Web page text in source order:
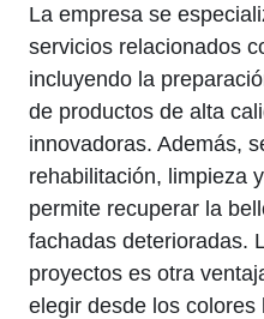
La empresa se
servicios relacionados
incluyendo la
de productos de alta
innovadoras. Además,
rehabilitación, limpieza
permite recuperar la
fachadas deterioradas.
proyectos es otra
elegir desde los colores